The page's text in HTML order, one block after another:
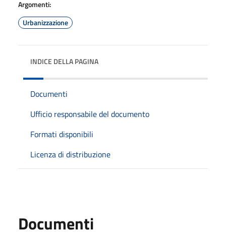
Argomenti:
Urbanizzazione
INDICE DELLA PAGINA
Documenti
Ufficio responsabile del documento
Formati disponibili
Licenza di distribuzione
Documenti